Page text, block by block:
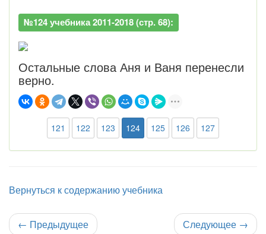
№124 учебника 2011-2018 (стр. 68):
Остальные слова Аня и Ваня перенесли
верно.
121 122 123 124 125 126 127
Вернуться к содержанию учебника
← Предыдущее Следующее →